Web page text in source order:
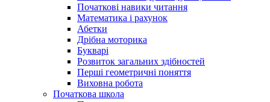
Початкові навики читання
Математика і рахунок
Абетки
Дрібна моторика
Букварі
Розвиток загальних здібностей
Перші геометричні поняття
Виховна робота
Початкова школа